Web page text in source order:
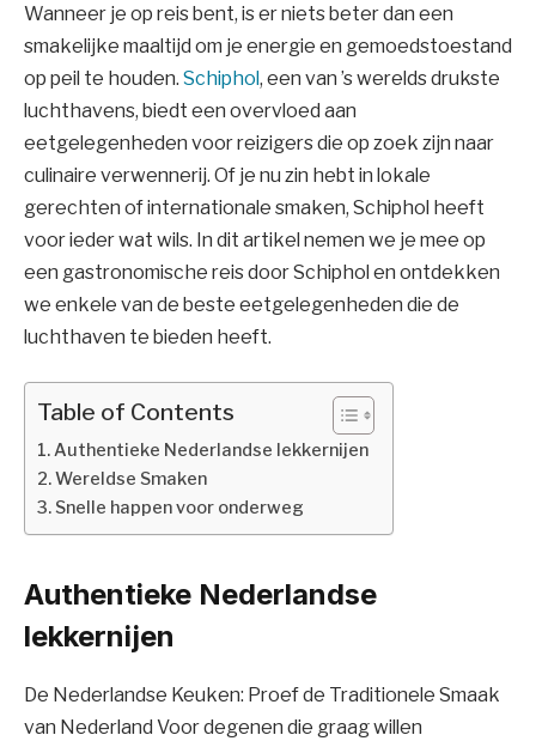
Wanneer je op reis bent, is er niets beter dan een
smakelijke maaltijd om je energie en gemoedstoestand
op peil te houden. Schiphol, een van ’s werelds drukste
luchthavens, biedt een overvloed aan
eetgelegenheden voor reizigers die op zoek zijn naar
culinaire verwennerij. Of je nu zin hebt in lokale
gerechten of internationale smaken, Schiphol heeft
voor ieder wat wils. In dit artikel nemen we je mee op
een gastronomische reis door Schiphol en ontdekken
we enkele van de beste eetgelegenheden die de
luchthaven te bieden heeft.
Table of Contents
Authentieke Nederlandse lekkernijen
Wereldse Smaken
Snelle happen voor onderweg
Authentieke Nederlandse
lekkernijen
De Nederlandse Keuken: Proef de Traditionele Smaak
van Nederland Voor degenen die graag willen